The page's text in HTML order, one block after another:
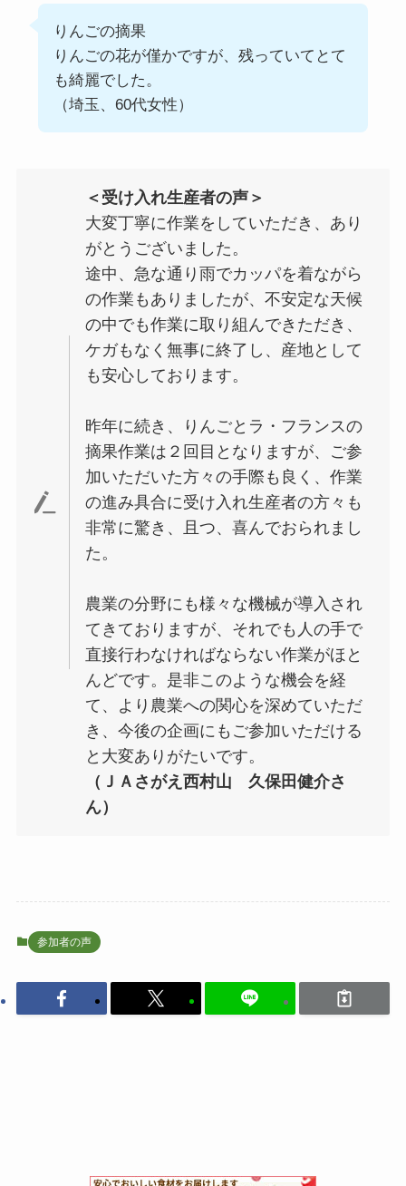
りんごの摘果
りんごの花が僅かですが、残っていてとて
も綺麗でした。
（埼玉、60代女性）
＜受け入れ生産者の声＞
大変丁寧に作業をしていただき、あり
がとうございました。
途中、急な通り雨でカッパを着ながら
の作業もありましたが、不安定な天候
の中でも作業に取り組んできただき、
ケガもなく無事に終了し、産地として
も安心しております。
昨年に続き、りんごとラ・フランスの
摘果作業は２回目となりますが、ご参
加いただいた方々の手際も良く、作業
の進み具合に受け入れ生産者の方々も
非常に驚き、且つ、喜んでおられまし
た。
農業の分野にも様々な機械が導入され
てきておりますが、それでも人の手で
直接行わなければならない作業がほと
んどです。是非このような機会を経
て、より農業への関心を深めていただ
き、今後の企画にもご参加いただける
と大変ありがたいです。
（ＪＡさがえ西村山 久保田健介さ
ん）
参加者の声